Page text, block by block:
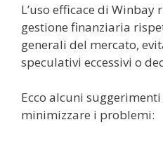
L’uso efficace di Winbay
gestione finanziaria
generali del mercato,
speculativi eccessivi o
Ecco alcuni
minimizzare i problemi: